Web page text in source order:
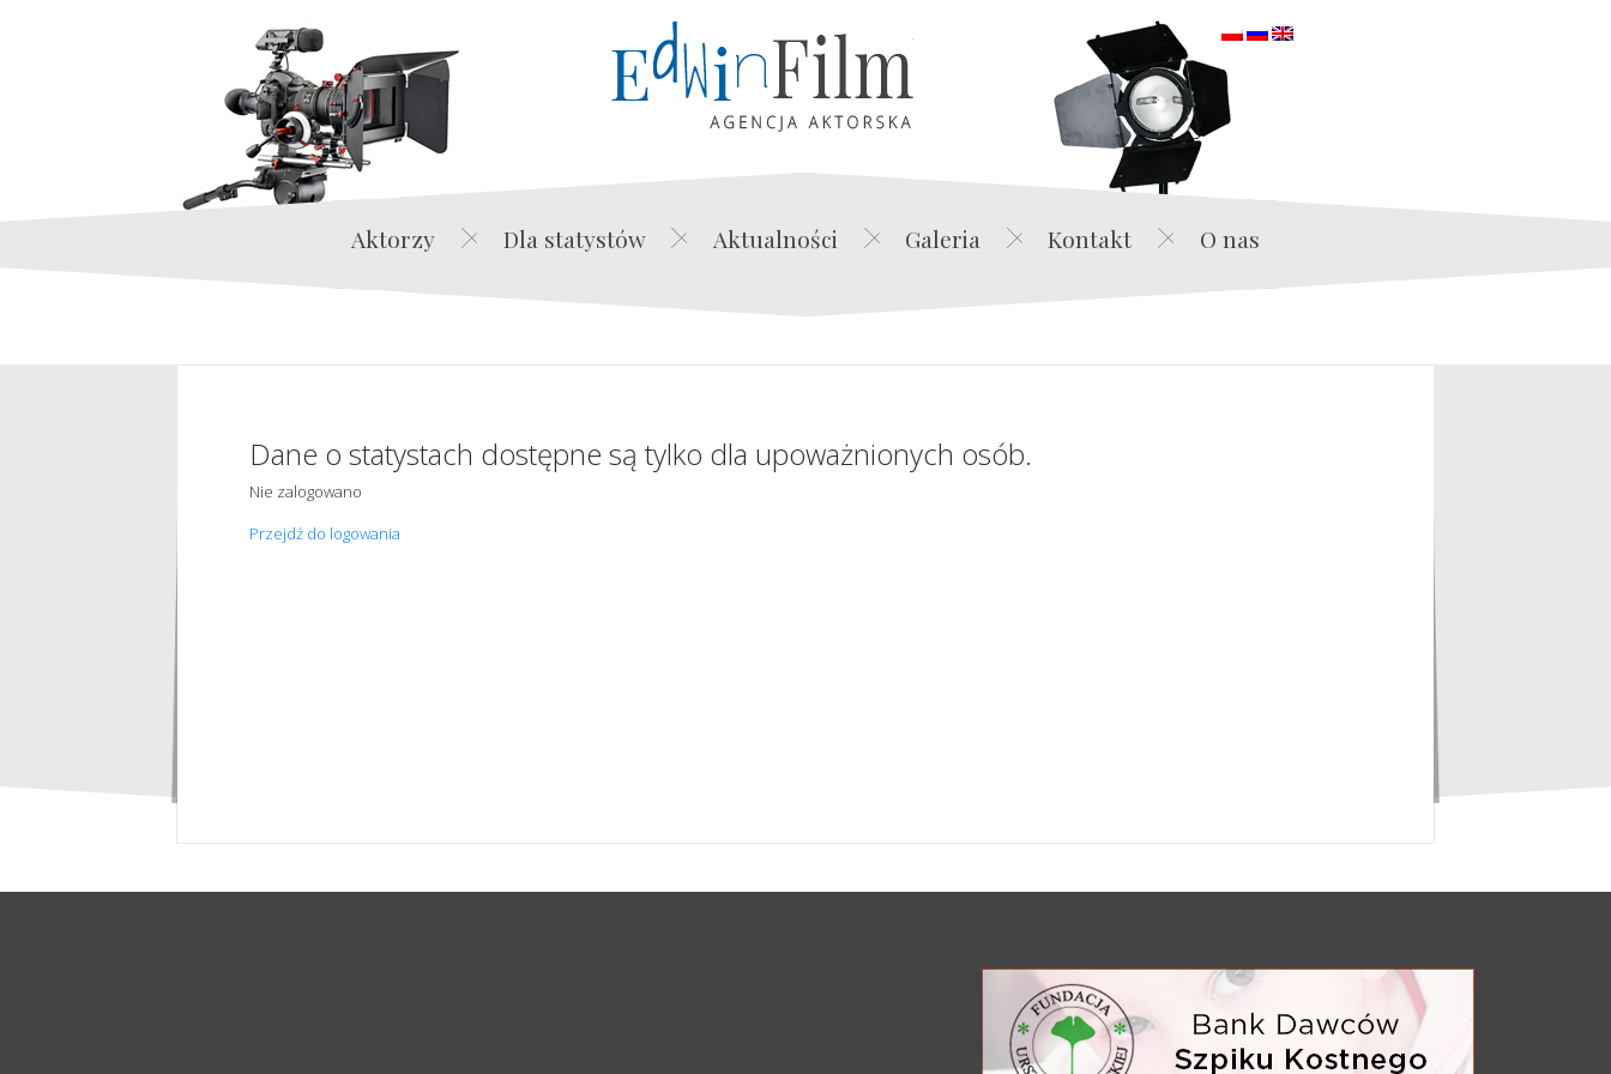
Edwin Film Agencja Aktorska
Aktorzy Dla statystów Aktualności Galeria Kontakt O nas
Dane o statystach dostępne są tylko dla upoważnionych osób.
Nie zalogowano
Przejdź do logowania